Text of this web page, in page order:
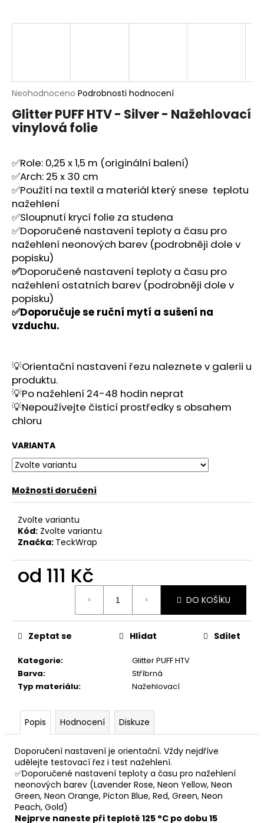
Průměrné
produktu
je
5
hvězdiček.
Neohodnoceno Podrobnosti hodnocení
Glitter PUFF HTV - Silver - Nažehlovací
vinylová folie
✅Role: 0,25 x 1,5 m (originální balení)
✅Arch: 25 x 30 cm
✅Použití na textil a materiál který snese teplotu
nažehlení
✅Sloupnutí krycí folie za studena
✅Doporučené nastavení teploty a času pro
nažehlení neonových barev (podrobněji dole v
popisku)
✅Doporučené nastavení teploty a času pro
nažehlení ostatních barev (podrobněji dole v
popisku)
✅Doporučuje se ruční mytí a sušení na
vzduchu.
💡Orientační nastavení řezu naleznete v galerii u
produktu.
💡Po nažehlení 24-48 hodin neprat
💡Nepoužívejte čisticí prostředky s obsahem
chloru
VARIANTA
Možnosti doručení
Zvolte variantu
Kód: Zvolte variantu
Značka: TeckWrap
od 111 Kč
DO KOŠÍKU
Kategorie:
Glitter PUFF HTV
Barva:
Stříbrná
Typ materiálu: Nažehlovací
Zeptat se Hlídat Sdílet
Popis Hodnocení Diskuze
Doporučení nastavení je orientační. Vždy nejdříve
udělejte testovací řez i test nažehlení.
✅Doporučené nastavení teploty a času pro nažehlení
neonových barev (Lavender Rose, Neon Yellow, Neon
Green, Neon Orange, Picton Blue, Red, Green, Neon
Peach, Gold)
Nejprve naneste při teplotě 125 °C po dobu 15
j
?
D
o
p
o
r
u
č
u
j
e
m
e